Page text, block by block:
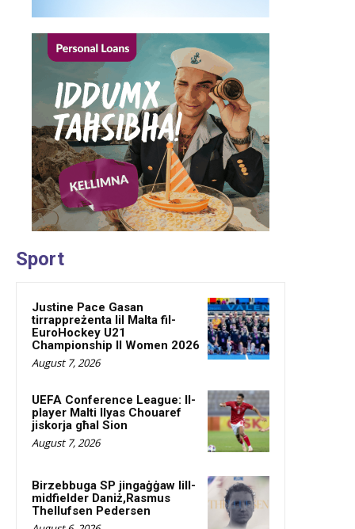
Sport
Justine Pace Gasan
tirrappreżenta lil Malta fil-
EuroHockey U21
Championship II Women 2026
August 7, 2026
UEFA Conference League: Il-
player Malti Ilyas Chouaref
jiskorja għal Sion
August 7, 2026
Birzebbuga SP jingaġġaw lill-
midfielder Daniż,Rasmus
Thellufsen Pedersen